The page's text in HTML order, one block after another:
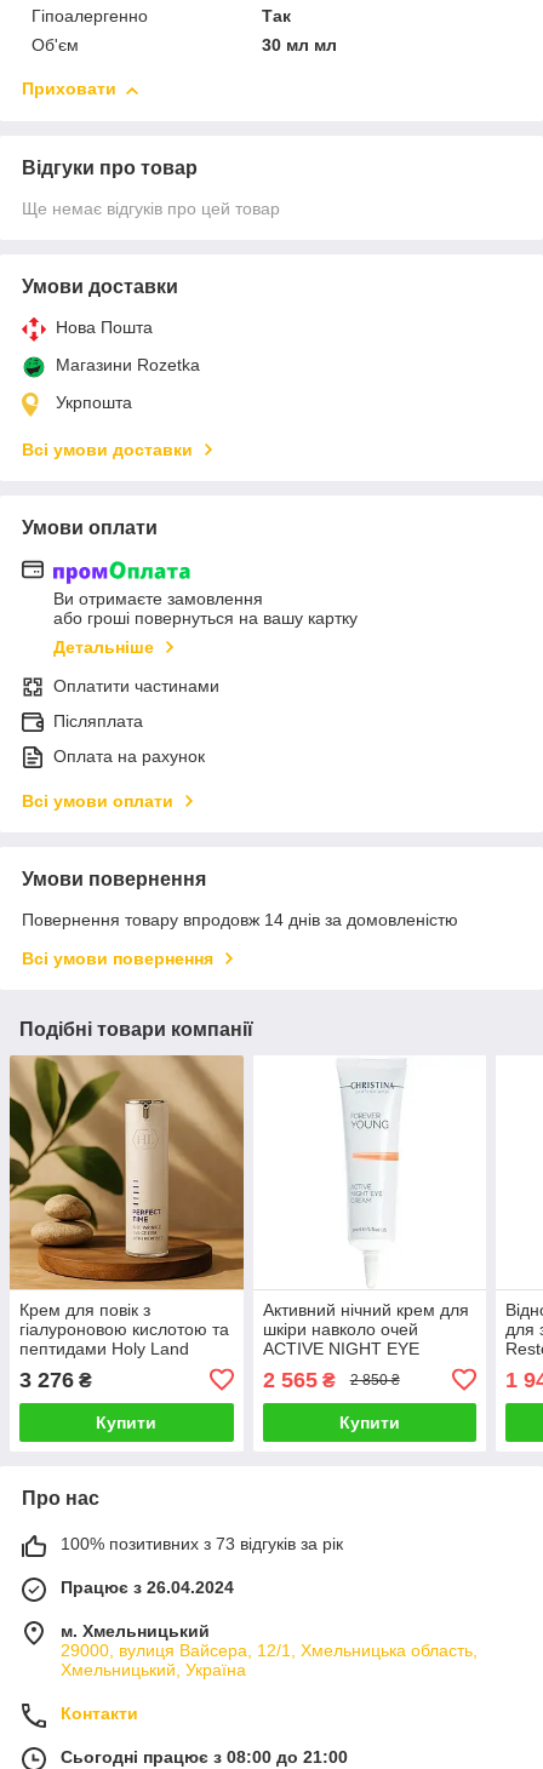
Гіпоалергенно
Так
Об'єм
30 мл мл
Приховати
Відгуки про товар
Ще немає відгуків про цей товар
Умови доставки
Нова Пошта
Магазини Rozetka
Укрпошта
Всі умови доставки
Умови оплати
Ви отримаєте замовлення
або гроші повернуться на вашу картку
Детальніше
Оплатити частинами
Післяплата
Оплата на рахунок
Всі умови оплати
Умови повернення
Повернення товару впродовж 14 днів за домовленістю
Всі умови повернення
Подібні товари компанії
Крем для повік з
гіалуроновою кислотою та
пептидами Holy Land
Perfect Time Anti Wrinkle
Eye Cream 15 ml
3 276 ₴
Купити
Активний нічний крем для
шкіри навколо очей
ACTIVE NIGHT EYE
CREAM FOREVER YOUNG
CHRISTINA 30 мл
2 565₴ 2 850 ₴
Купити
для
1
Про нас
100% позитивних з 73 відгуків за рік
Працює з 26.04.2024
м. Хмельницький
29000, вулиця Вайсера, 12/1, Хмельницька область,
Хмельницький, Україна
Контакти
Сьогодні працює з 08:00 до 21:00